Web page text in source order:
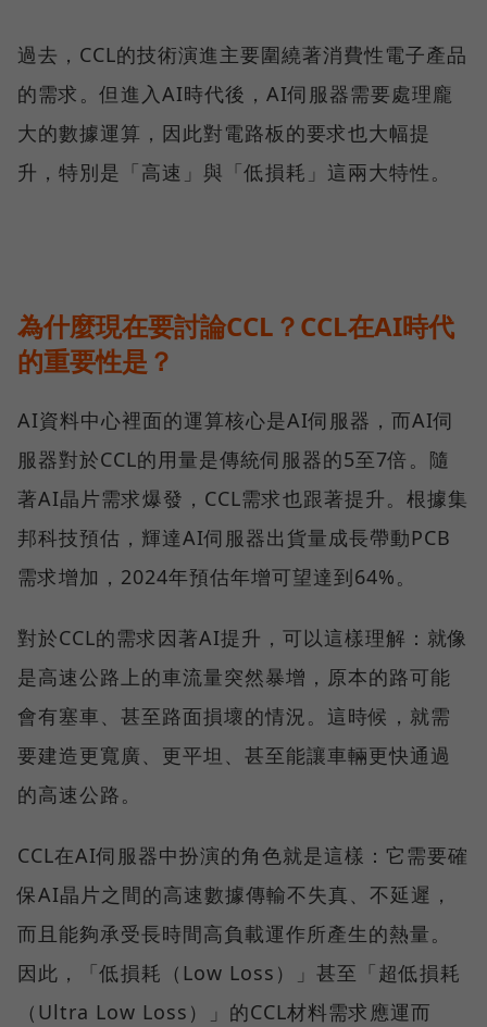
過去，CCL的技術演進主要圍繞著消費性電子產品
的需求。但進入AI時代後，AI伺服器需要處理龐
大的數據運算，因此對電路板的要求也大幅提
升，特別是「高速」與「低損耗」這兩大特性。
為什麼現在要討論CCL？CCL在AI時代
的重要性是？
AI資料中心裡面的運算核心是AI伺服器，而AI伺
服器對於CCL的用量是傳統伺服器的5至7倍。隨
著AI晶片需求爆發，CCL需求也跟著提升。根據集
邦科技預估，輝達AI伺服器出貨量成長帶動PCB
需求增加，2024年預估年增可望達到64%。
對於CCL的需求因著AI提升，可以這樣理解：就像
是高速公路上的車流量突然暴增，原本的路可能
會有塞車、甚至路面損壞的情況。這時候，就需
要建造更寬廣、更平坦、甚至能讓車輛更快通過
的高速公路。
CCL在AI伺服器中扮演的角色就是這樣：它需要確
保AI晶片之間的高速數據傳輸不失真、不延遲，
而且能夠承受長時間高負載運作所產生的熱量。
因此，「低損耗（Low Loss）」甚至「超低損耗
（Ultra Low Loss）」的CCL材料需求應運而